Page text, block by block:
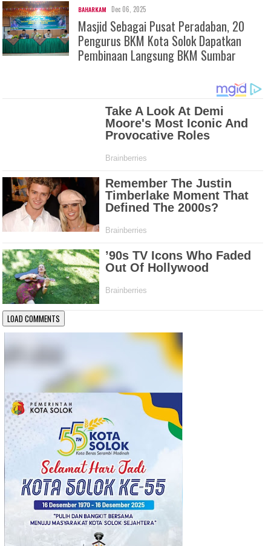
BAHARKAM Dec 06, 2025
Masjid Sebagai Pusat Peradaban, 20
Pengurus BKM Kota Solok Dapatkan
Pembinaan Langsung BKM Sumbar
LOAD COMMENTS